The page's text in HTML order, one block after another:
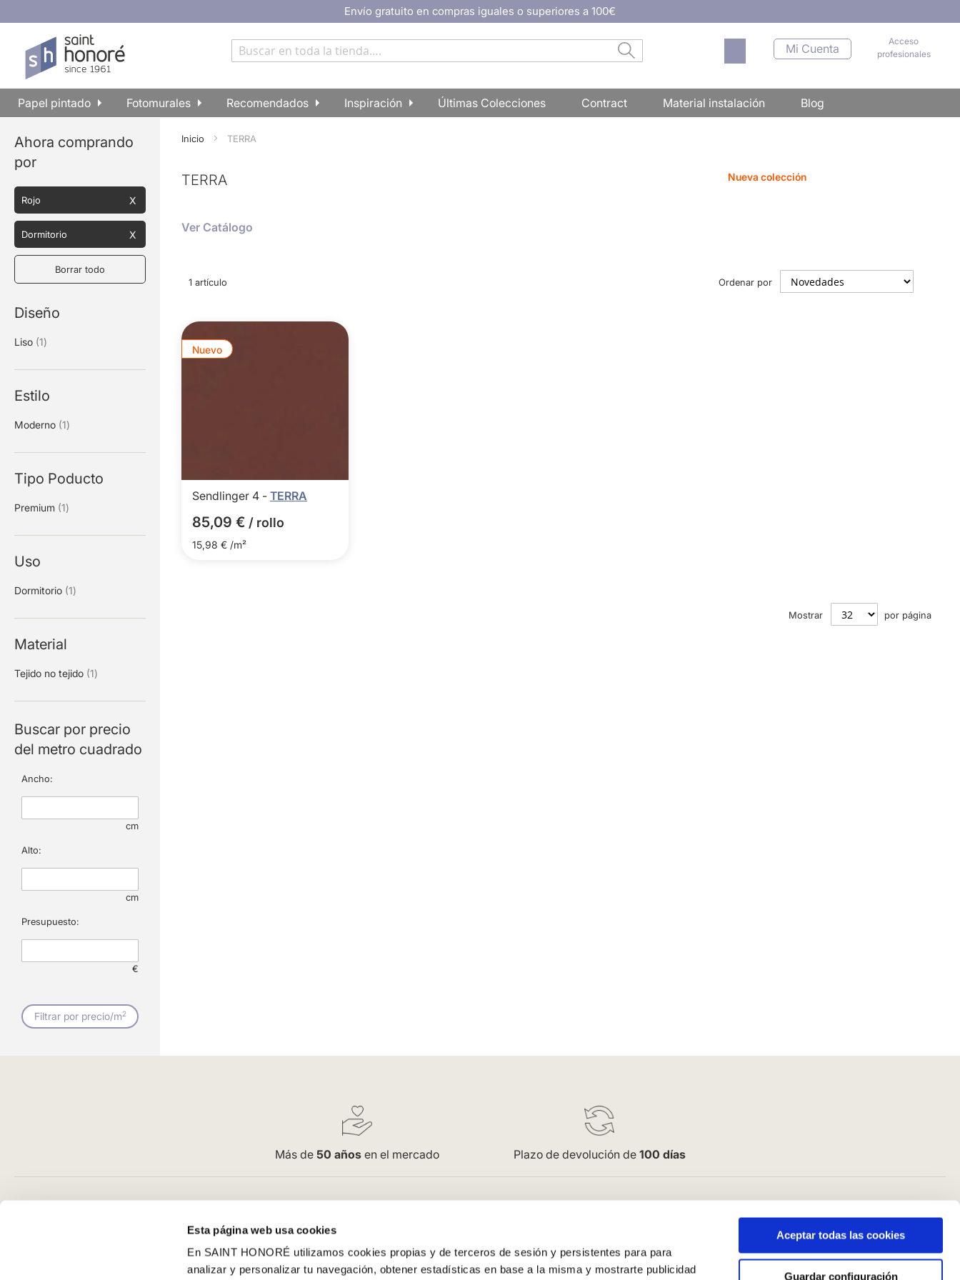
Esta página web usa cookies
En SAINT HONORÉ utilizamos cookies propias y de terceros de sesión y persistentes para para
analizar y personalizar tu navegación, obtener estadísticas en base a la misma y mostrarte publicidad
Aceptar todas las cookies
Guardar configuración
al
contenido
Envío gratuito en compras iguales o superiores a 100€
Acceso
profesionales
Mi Cuenta
Mi carrito
Papel pintado Fotomurales Recomendados Inspiración Últimas Colecciones Contract Material instalación Blog
Inicio TERRA
TERRA
Ver Catálogo
Nueva colección
1 artículo Ordenar por
Nuevo
Sendlinger 4 - TERRA
85,09 € / rollo
15,98 € /m²
Mostrar por página
Buscar por precio
del metro cuadrado
Ancho:
cm
Alto:
cm
Presupuesto:
€
Filtrar por precio/m2
Ahora comprando
por
Rojo
Dormitorio
Borrar todo
Diseño
Liso 1artículo
Estilo
Moderno 1artículo
Tipo Poducto
Premium 1artículo
Uso
Dormitorio 1artículo
Material
Tejido no tejido 1artículo
Más de 50 añosen el mercado Plazo de devolución de 100 días
Aviso Legal
Condiciones Generales
Saint Honoré
Acceso Profesionales